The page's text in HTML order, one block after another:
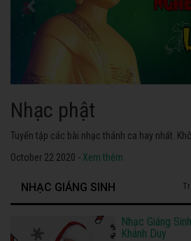
Nhạc phật
Tuyển tập các bài nhạc thánh ca hay nhất.
October 22 2020 - Xem thêm
NHẠC GIÁNG SINH
Nhạc Giáng
Khánh Duy